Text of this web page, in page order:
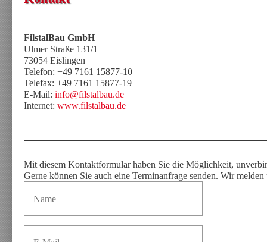
FilstalBau GmbH
Ulmer Straße 131/1
73054 Eislingen
Telefon: +49 7161 15877-10
Telefax: +49 7161 15877-19
E-Mail: info@filstalbau.de
Internet: www.filstalbau.de
Mit diesem Kontaktformular haben Sie die Möglichkeit,
Gerne können Sie auch eine Terminanfrage senden. Wir